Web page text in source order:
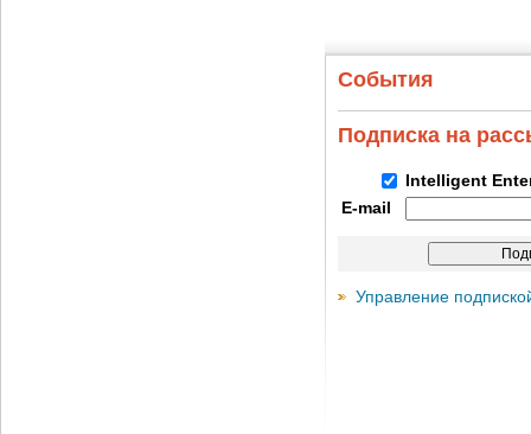
События
Подписка на
Intelligent
E-mail
Управление